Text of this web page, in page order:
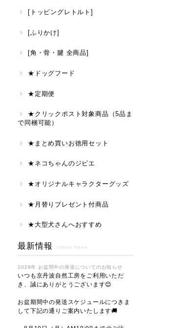
[トッピングレトルト]
[ふりかけ]
[角・骨・腱 全商品]
★ドッグフード
★定期便
★クリックポスト対象商品（5品ま
で同梱可能）
★まとめ買いお徳用セット
★ネコちゃんのジビエ
★オリジナルキャラクターグッズ
★月替りプレゼント付商品
★大型犬さんへおすすめ
最新情報 latest news
2026年 お盆間中の発送についてのお知らせ
いつも京丹波自然工房をご利用いただ
き、誠にありがとうございます😊
お盆期間中の発送スケジュールにつきま
して下記の通りご案内いたします🚚